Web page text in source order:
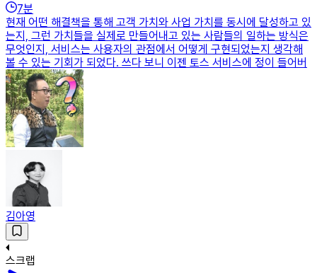
7분
현재 어떤 해결책을 통해 고객 가치와 사업 가치를 동시에 달성하고 있
는지, 그런 가치들을 실제로 만들어내고 있는 사람들의 일하는 방식은
무엇인지, 서비스는 사용자의 관점에서 어떻게 구현되었는지 생각해
볼 수 있는 기회가 되었다. 쓰다 보니 이젠 토스 서비스에 정이 들어버
김아영
스크랩